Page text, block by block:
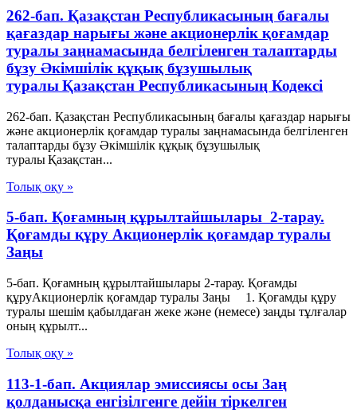
262-бап. Қазақстан Республикасының бағалы
қағаздар нарығы және акционерлік қоғамдар
туралы заңнамасында белгiленген талаптарды
бұзу Әкімшілік құқық бұзушылық
туралы Қазақстан Республикасының Кодексі
262-бап. Қазақстан Республикасының бағалы қағаздар нарығы
және акционерлік қоғамдар туралы заңнамасында белгiленген
талаптарды бұзу Әкімшілік құқық бұзушылық
туралы Қазақстан...
Толық оқу »
5-бап. Қоғамның құрылтайшылары 2-тарау.
Қоғамды құру Акционерлік қоғамдар туралы
Заңы
5-бап. Қоғамның құрылтайшылары 2-тарау. Қоғамды
құруАкционерлік қоғамдар туралы Заңы 1. Қоғамды құру
туралы шешім қабылдаған жеке және (немесе) заңды тұлғалар
оның құрылт...
Толық оқу »
113-1-бап. Акциялар эмиссиясы осы Заң
қолданысқа енгiзiлгенге дейiн тiркелген